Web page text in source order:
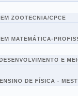
ZOOTECNIA/CPCE
MATEMÁTICA-
E
DE FÍSICA -